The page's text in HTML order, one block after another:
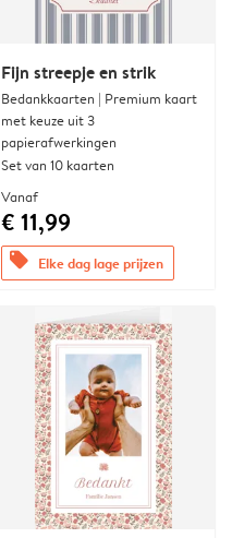
Fijn streepje en strik
Bedankkaarten | Premium kaart
met keuze uit 3
papierafwerkingen
Set van 10 kaarten
Vanaf
€ 11,99
offers Elke dag lage prijzen